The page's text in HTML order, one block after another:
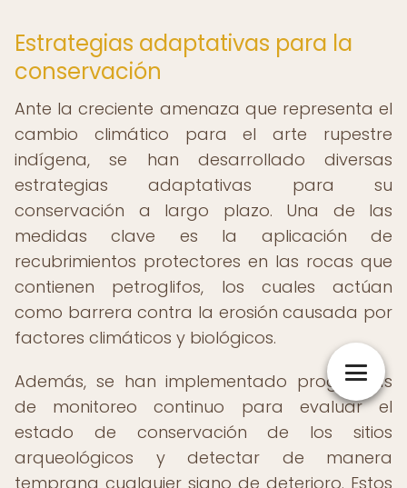
Estrategias adaptativas para la
conservación
Ante la creciente amenaza que representa el
cambio climático para el arte rupestre
indígena, se han desarrollado diversas
estrategias adaptativas para su
conservación a largo plazo. Una de las
medidas clave es la aplicación de
recubrimientos protectores en las rocas que
contienen petroglifos, los cuales actúan
como barrera contra la erosión causada por
factores climáticos y biológicos.
Además, se han implementado programas
de monitoreo continuo para evaluar el
estado de conservación de los sitios
arqueológicos y detectar de manera
temprana cualquier signo de deterioro. Estos